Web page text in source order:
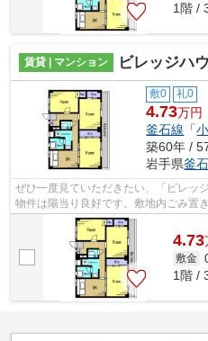
1階 /
賃貸 | マンション ビレッジハ
敷0 礼0
4.73万円
釜石線 「
築60年 /
岩手県釜
ぜひ一度見ていただきたい、「ビレッ
物件は陽当り良好です。敷地内ごみ置
全く違います。防犯対策もバッチリなマ
4.73
敷金
1階 /